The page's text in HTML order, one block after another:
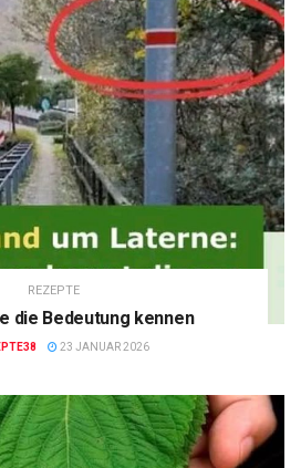
REZEPTE
die Bedeutung kennen
23 JANUAR 2026